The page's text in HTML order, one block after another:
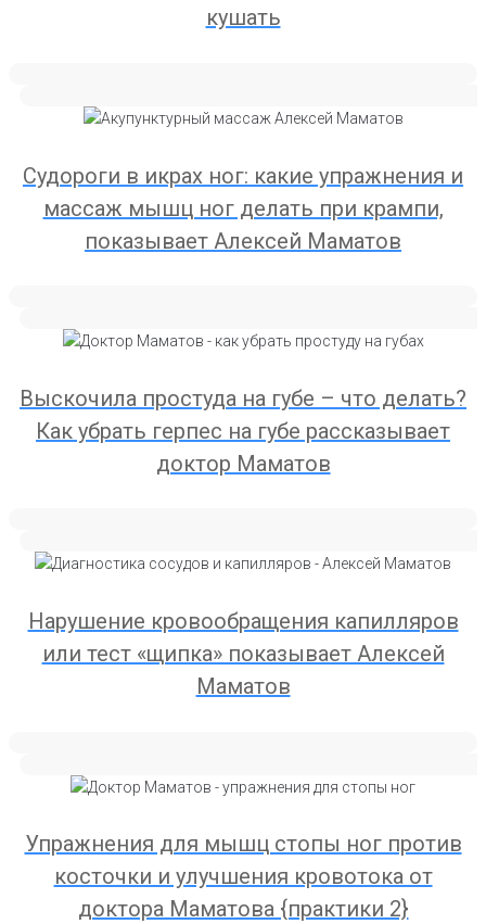
кушать
Судороги в икрах ног: какие упражнения и
массаж мышц ног делать при крампи,
показывает Алексей Маматов
Выскочила простуда на губе – что делать?
Как убрать герпес на губе рассказывает
доктор Маматов
Нарушение кровообращения капилляров
или тест «щипка» показывает Алексей
Маматов
Упражнения для мышц стопы ног против
косточки и улучшения кровотока от
доктора Маматова {практики 2}